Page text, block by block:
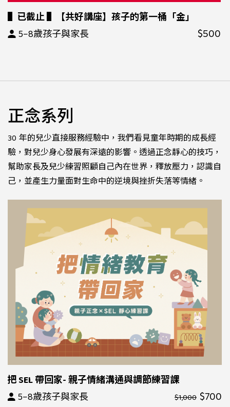
▌已截止 ▌【共好講座】孩子的第一桶「金」
5–8歲孩子與家長
$500
正念系列
30 年的兒少直接服務經驗中，我們看見童年時期的成長經
驗，對兒少身心發展有深遠的影響。透過正念靜心的技巧，
幫助家長及兒少練習照顧自己內在世界，釋放壓力，認識自
己，並產生力量面對生命中的逆境與挫折失落等情緒。
把 SEL 帶回家- 親子情緒溝通與調節練習課
5–8歲孩子與家長
$1,000$700